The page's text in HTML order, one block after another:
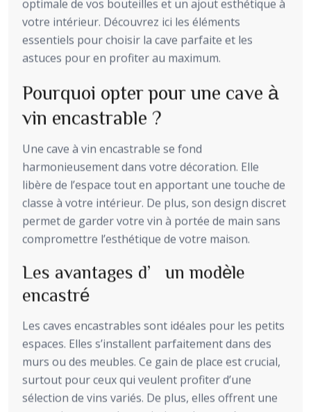
optimale de vos bouteilles et un ajout esthétique à
votre intérieur. Découvrez ici les éléments
essentiels pour choisir la cave parfaite et les
astuces pour en profiter au maximum.
Pourquoi opter pour une cave à
vin encastrable ?
Une cave à vin encastrable se fond
harmonieusement dans votre décoration. Elle
libère de l’espace tout en apportant une touche de
classe à votre intérieur. De plus, son design discret
permet de garder votre vin à portée de main sans
compromettre l’esthétique de votre maison.
Les avantages d’un modèle
encastré
Les caves encastrables sont idéales pour les petits
espaces. Elles s’installent parfaitement dans des
murs ou des meubles. Ce gain de place est crucial,
surtout pour ceux qui veulent profiter d’une
sélection de vins variés. De plus, elles offrent une